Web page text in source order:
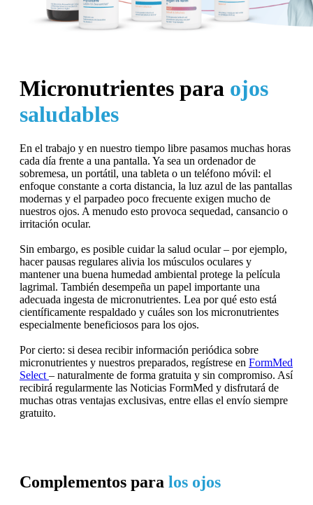
Micronutrientes para ojos
saludables
En el trabajo y en nuestro tiempo libre pasamos muchas horas
cada día frente a una pantalla. Ya sea un ordenador de
sobremesa, un portátil, una tableta o un teléfono móvil: el
enfoque constante a corta distancia, la luz azul de las pantallas
modernas y el parpadeo poco frecuente exigen mucho de
nuestros ojos. A menudo esto provoca sequedad, cansancio o
irritación ocular.
Sin embargo, es posible cuidar la salud ocular – por ejemplo,
hacer pausas regulares alivia los músculos oculares y
mantener una buena humedad ambiental protege la película
lagrimal. También desempeña un papel importante una
adecuada ingesta de micronutrientes. Lea por qué esto está
científicamente respaldado y cuáles son los micronutrientes
especialmente beneficiosos para los ojos.
Por cierto: si desea recibir información periódica sobre
micronutrientes y nuestros preparados, regístrese en FormMed
Select – naturalmente de forma gratuita y sin compromiso. Así
recibirá regularmente las Noticias FormMed y disfrutará de
muchas otras ventajas exclusivas, entre ellas el envío siempre
gratuito.
Complementos para los ojos